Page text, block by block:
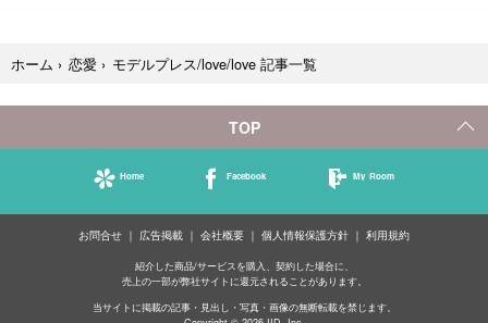
ホーム › 恋愛 › モデルプレス/love/love 記事一覧
TOP
Home Facebook My Room
お問合せ 広告掲載 会社概要 個人情報保護方針 利用規約
紹介した商品/サービスを購入、契約した場合に、
売上の一部が弊社サイトに還元されることがあります。
当サイトに掲載の記事・見出し・写真・画像の無断転載を禁じます。